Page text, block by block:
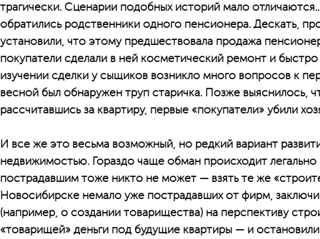
трагически. Сценарии подобных историй мало
обратились родственники одного пенсионера. Дескать,
установили, что этому предшествовала продажа
покупатели сделали в ней косметический ремонт и
изучении сделки у сыщиков возникло много вопросов к
весной был обнаружен труп старичка. Позже выяснилось,
рассчитавшись за квартиру, первые «покупатели» убили
И все же это весьма возможный, но редкий вариант
недвижимостью. Гораздо чаще обман происходит
пострадавшим тоже никто не может — взять те же
Новосибирске немало уже пострадавших от фирм,
(например, о создании товарищества) на перспективу
«товарищей» деньги под будущие квартиры — и остановили